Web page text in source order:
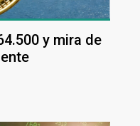
y mira de